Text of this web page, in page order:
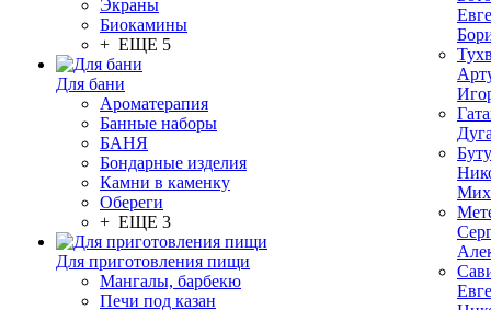
Экраны
Биокамины
+ ЕЩЕ 5
Для бани
Ароматерапия
Банные наборы
БАНЯ
Бондарные изделия
Камни в каменку
Обереги
+ ЕЩЕ 3
Для приготовления пищи
Мангалы, барбекю
Печи под казан